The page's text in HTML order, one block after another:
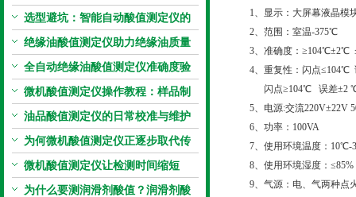
电极的清洗与活化方法
选型避坑：智能自动酸值测定仪的
加热功率与萃取时间关系
绝缘油酸值测定仪助力绝缘油质量
把控，降低设备故障
全自动绝缘油酸值测定仪准确度验
证：标准物质标定步骤
微机酸值测定仪操作教程：样品制
备、参数设置与结果解读
油品酸值测定仪的日常校准与维护
流程
为何微机酸值测定仪正逐步取代传
统手动滴定法？
微机酸值测定仪让检测时间缩短
50%
为什么要测润滑剂酸值？润滑剂酸
1、显示：大屏幕液晶模
2、范围：室温-375℃
3、准确度：≥104℃±2℃
4、重复性：闪点≤104℃
闪点≥104℃ 误差±2
5、电源:交流220V±22V
6、功率：100VA
7、使用环境温度：10℃-
8、使用环境湿度：≤85%
9、气源：电、气两种点